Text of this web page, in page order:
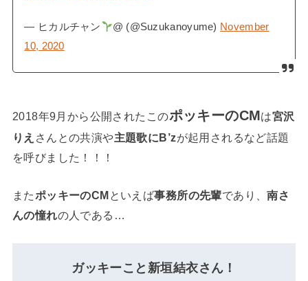
— ヒカルチャン @ (@Suzukanoyume) November
10, 2020
2018年9月から公開されたこのポッキーのCMは宮沢
りえ さんとの共演や主題歌にB’zが起用されるなど話題
を呼びました！！！
またポッキーのCMといえば事務所の先輩であり、南さ
んの憧れの人である…
ガッキーこと新垣結衣さん！